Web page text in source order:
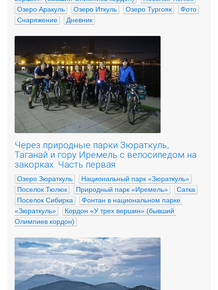
Озеро Аракуль
Озеро Иткуль Озеро Тургояк
Фото
Снаряжение
Дневник
Через природные парки Зюраткуль,
Таганай и гору Иремель с велосипедом на
закорках. Часть первая
Озеро Зюраткуль
Национальный парк «Зюраткуль»
Поселок Тюлюк
Природный парк «Иремель»
Сатка
Поселок Сибирка
Фонтан в национальном парке
«Зюраткуль»
Кордон «У трех вершин» (бывший
Олимпиев кордон)